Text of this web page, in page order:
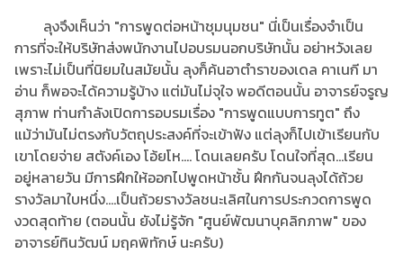
ลุงจึงเห็นว่า "การพูดต่อหน้าชุมนุมชน" นี่เป็นเรื่องจำเป็น
การที่จะให้บริษัทส่งพนักงานไปอบรมนอกบริษัทนั้น อย่าหวังเลย
เพราะไม่เป็นที่นิยมในสมัยนั้น ลุงก็ค้นอาตำราของเดล คาเนกี มา
อ่าน ก็พอจะได้ความรู้บ้าง แต่มันไม่จุใจ พอดีตอนนั้น อาจารย์จรูญ
สุภาพ ท่านกำลังเปิดการอบรมเรื่อง "การพูดแบบการทูต" ถึง
แม้ว่ามันไม่ตรงกับวัตถุประสงค์ที่จะเข้าฟัง แต่ลุงก็ไปเข้าเรียนกับ
เขาโดยจ่าย สตังค์เอง โอ้ยโห.... โดนเลยครับ โดนใจที่สุด...เรียน
อยู่หลายวัน มีการฝึกให้ออกไปพูดหน้าชั้น ฝึกกันจนลุงได้ถ้วย
รางวัลมาใบหนึ่ง....เป็นถ้วยรางวัลชนะเลิศในการประกวดการพูด
งวดสุดท้าย (ตอนนั้น ยังไม่รู้จัก "ศูนย์พัฒนาบุคลิกภาพ" ของ
อาจารย์ทินวัฒน์ มฤคพิทักษ์ นะครับ)